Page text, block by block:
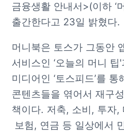
금융생활 안내서>(이하 ‘
출간한다고 23일 밝혔다.
머니북은 토스가 그동안
서비스인 ‘오늘의 머니
미디어인 ‘토스피드’를
콘텐츠들을 엮어서 재구
책이다. 저축, 소비, 투자,
보험, 연금 등 일상에서